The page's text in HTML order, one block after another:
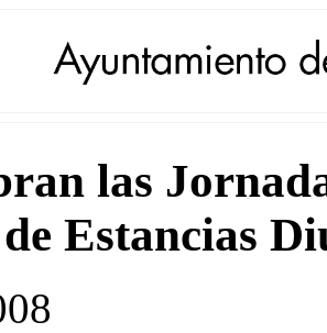
las
Estancias